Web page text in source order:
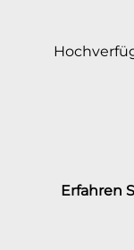
Erfahren